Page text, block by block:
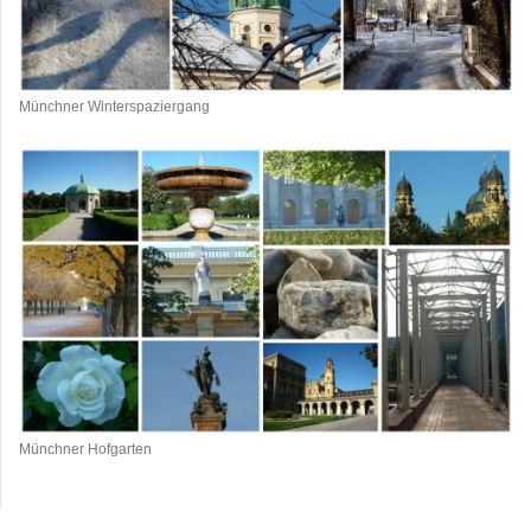
Münchner Winterspaziergang
Münchner Hofgarten